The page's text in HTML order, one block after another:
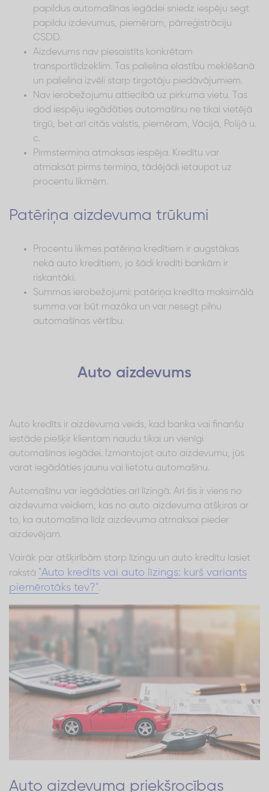
papildus automašīnas iegādei sniedz iespēju segt
papildu izdevumus, piemēram, pārreģistrāciju
CSDD.
Aizdevums nav piesaistīts konkrētam
transportlīdzeklim. Tas palielina elastību meklēšanā
un palielina izvēli starp tirgotāju piedāvājumiem.
Nav ierobežojumu attiecībā uz pirkuma vietu. Tas
dod iespēju iegādāties automašīnu ne tikai vietējā
tirgū, bet arī citās valstīs, piemēram, Vācijā, Polijā u.
c.
Pirmstermiņa atmaksas iespēja. Kredītu var
atmaksāt pirms termiņa, tādējādi ietaupot uz
procentu likmēm.
Patēriņa aizdevuma trūkumi
Procentu likmes patēriņa kredītiem ir augstākas
nekā auto kredītiem, jo šādi kredīti bankām ir
riskantāki.
Summas ierobežojumi: patēriņa kredīta maksimālā
summa var būt mazāka un var nesegt pilnu
automašīnas vērtību.
Auto aizdevums
Auto kredīts ir aizdevuma veids, kad banka vai finanšu
iestāde piešķir klientam naudu tikai un vienīgi
automašīnas iegādei. Izmantojot auto aizdevumu, jūs
varat iegādāties jaunu vai lietotu automašīnu.
Automašīnu var iegādāties arī līzingā. Arī šis ir viens no
aizdevuma veidiem, kas no auto aizdevuma atšķiras ar
to, ka automašīna līdz aizdevuma atmaksai pieder
aizdevējam.
Vairāk par atšķirībām starp līzingu un auto kredītu lasiet
rakstā "Auto kredīts vai auto līzings: kurš variants
piemērotāks tev?".
Auto aizdevuma priekšrocības